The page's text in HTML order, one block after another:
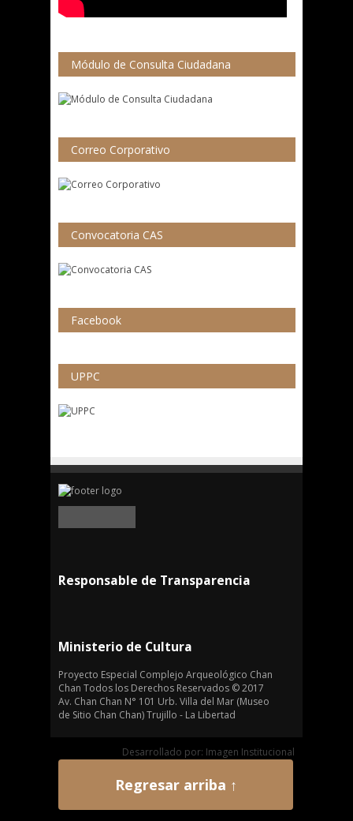
Módulo de Consulta Ciudadana
Correo Corporativo
Convocatoria CAS
Facebook
UPPC
Responsable de Transparencia
Ministerio de Cultura
Proyecto Especial Complejo Arqueológico Chan
Chan Todos los Derechos Reservados © 2017
Av. Chan Chan N° 101 Urb. Villa del Mar (Museo
de Sitio Chan Chan) Trujillo - La Libertad
Desarrollado por: Imagen Institucional
Regresar arriba ↑